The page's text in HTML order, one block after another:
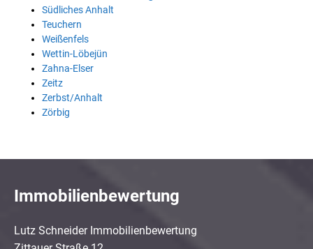
Südliches Anhalt
Teuchern
Weißenfels
Wettin-Löbejün
Zahna-Elser
Zeitz
Zerbst/Anhalt
Zörbig
Immobilienbewertung
Lutz Schneider Immobilienbewertung